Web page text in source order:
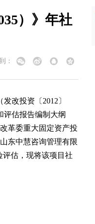
）》年社
：
发改投资〔 2012〕
评估报告编制大纲
革委重大固定资产投
东中慧咨询管理有限
评估 ，现将该项目社